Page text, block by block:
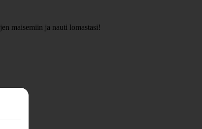
maisemiin ja nauti lomastasi!